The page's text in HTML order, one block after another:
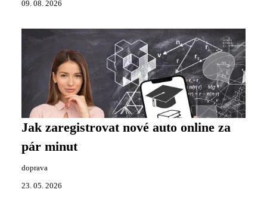
09. 08. 2026
Jak zaregistrovat nové auto online za
pár minut
doprava
23. 05. 2026